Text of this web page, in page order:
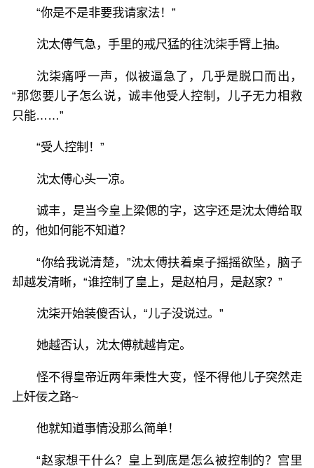
“你是不是非要我请家法！”
沈太傅气急，手里的戒尺猛的往沈柒手臂上抽。
沈柒痛呼一声，似被逼急了，几乎是脱口而出，
“那您要儿子怎么说，诚丰他受人控制，儿子无力相救
只能……”
“受人控制！”
沈太傅心头一凉。
诚丰，是当今皇上梁偲的字，这字还是沈太傅给取
的，他如何能不知道？
“你给我说清楚，”沈太傅扶着桌子摇摇欲坠，脑子
却越发清晰，“谁控制了皇上，是赵柏月，是赵家？”
沈柒开始装傻否认，“儿子没说过。”
她越否认，沈太傅就越肯定。
怪不得皇帝近两年秉性大变，怪不得他儿子突然走
上奸佞之路~
他就知道事情没那么简单！
“赵家想干什么？皇上到底是怎么被控制的？宫里